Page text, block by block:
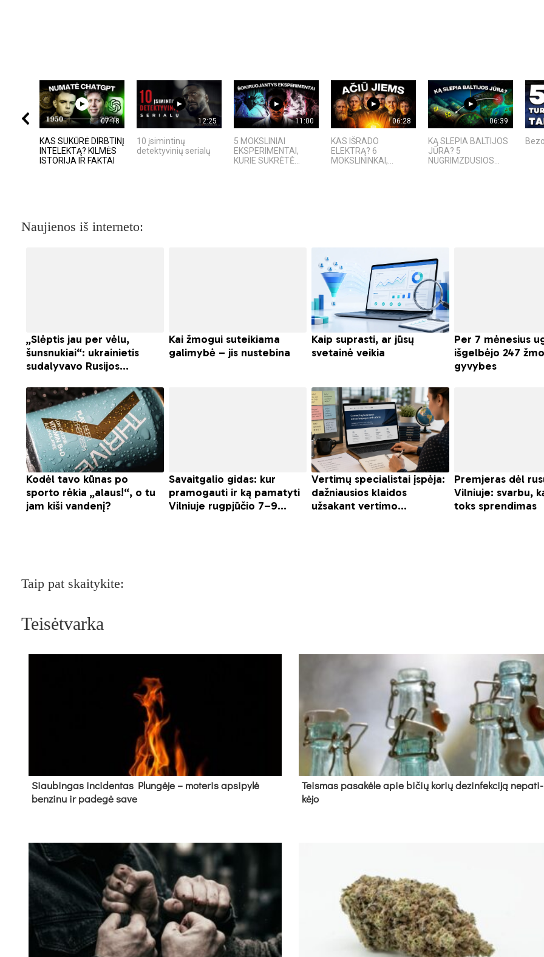
07:18
KAS SUKŪRĖ DIRBTINĮ
INTELEKTĄ? KILMĖS
ISTORIJA IR FAKTAI
12:25
10 įsimintinų
detektyvinių serialų
11:00
5 MOKSLINIAI
EKSPERIMENTAI,
KURIE SUKRĖTĖ...
06:28
KAS IŠRADO
ELEKTRĄ? 6
MOKSLININKAI,...
06:39
KĄ SLEPIA BALTIJOS
JŪRA? 5
NUGRIMZDUSIOS...
Naujienos iš interneto:
Taip pat skaitykite:
Teisėtvarka
Siau­bin­gas in­ci­den­tas Plun­gė­je – mo­te­ris ap­si­py­lė
ben­zi­nu ir pa­de­gė sa­ve
Teis­mas pa­sa­kė­le apie bi­čių ko­rių de­zin­fek­ci­ją ne­pa­ti­
kė­jo